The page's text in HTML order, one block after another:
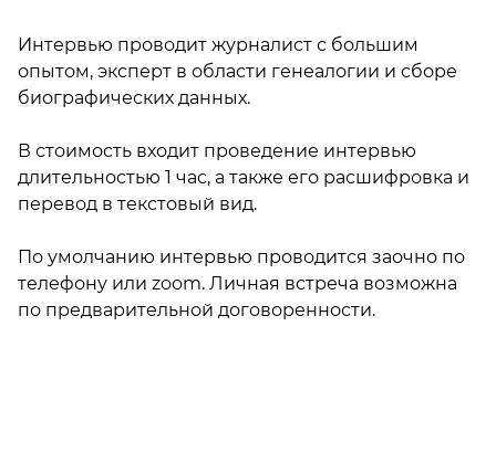
Интервью проводит журналист с большим
опытом, эксперт в области генеалогии и сборе
биографических данных.
В стоимость входит проведение интервью
длительностью 1 час, а также его расшифровка и
перевод в текстовый вид.
По умолчанию интервью проводится заочно по
телефону или zoom. Личная встреча возможна
по предварительной договоренности.